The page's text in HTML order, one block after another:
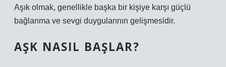
Aşık olmak, genellikle başka bir kişiye karşı güçlü
bağlanma ve sevgi duygularının gelişmesidir.
AŞK NASIL BAŞLAR?